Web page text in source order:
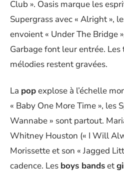
Club ». Oasis marque les
Supergrass avec « Alright »,
envoient « Under The Bridge
Garbage font leur entrée. Les
mélodies restent gravées.
La popexplose à l’échelle
« Baby One More Time », les
Wannabe » sont partout.
Whitney Houston (« I Will
Morissette et son « Jagged
cadence. Les boys bandset